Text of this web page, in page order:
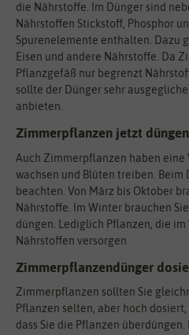
die Nährstoffe. Im Dünger sind
Nährstoffen Stickstoff, Phosphor
Spurenelemente enthalten. Dazu
Eisen und andere Nährstoffe. Da
Pflanzgefäß nur begrenzt
sollte der Dünger sehr
anbieten.
Zimmerpflanzen jetzt düngen
Auch Zimmerpflanzen haben eine
wachsen und Blüten treiben. Beim
beachten. Von März bis Oktober
Nährstoffe. Im Winter brauchen
düngen. Lediglich Pflanzen, die
Nährstoffen versorgen.
Zimmerpflanzendünger
Zimmerpflanzen sollten Sie
Pflanzen selten, aber hoch
dass Sie die Pflanzen überdüngen.